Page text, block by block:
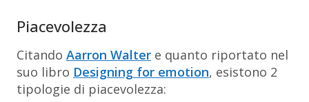
Piacevolezza
Citando Aarron Walter e quanto riportato nel
suo libro Designing for emotion, esistono 2
tipologie di piacevolezza: